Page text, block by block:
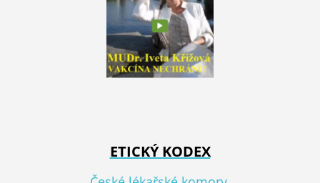
ETICKÝ KODEX